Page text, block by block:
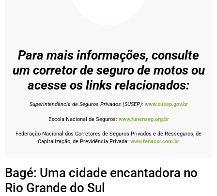
Para mais informações, consulte
um corretor de seguro de motos ou
acesse os links relacionados:
Superintendência de Seguros Privados (SUSEP): www.susep.gov.br
Escola Nacional de Seguros: www.funenseg.org.br
Federação Nacional dos Corretores de Seguros Privados e de Resseguros, de
Capitalização, de Previdência Privada: www.fenacor.com.br
Bagé: Uma cidade encantadora no
Rio Grande do Sul